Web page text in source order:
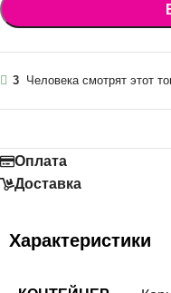
3 Человека смотрят этот
Оплата
Доставка
Характеристики